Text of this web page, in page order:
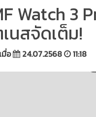
Watch 3
นสจัดเต็ม!
มื่อ 24.07.2568 11:18